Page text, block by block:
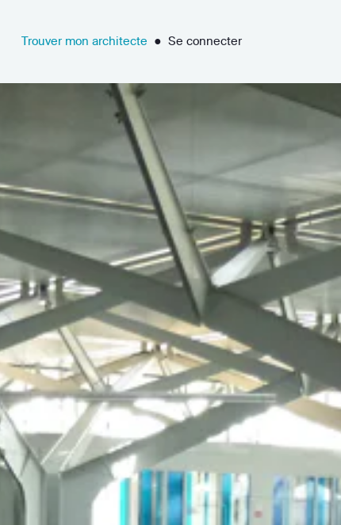
Trouver mon architecte ● Se connecter